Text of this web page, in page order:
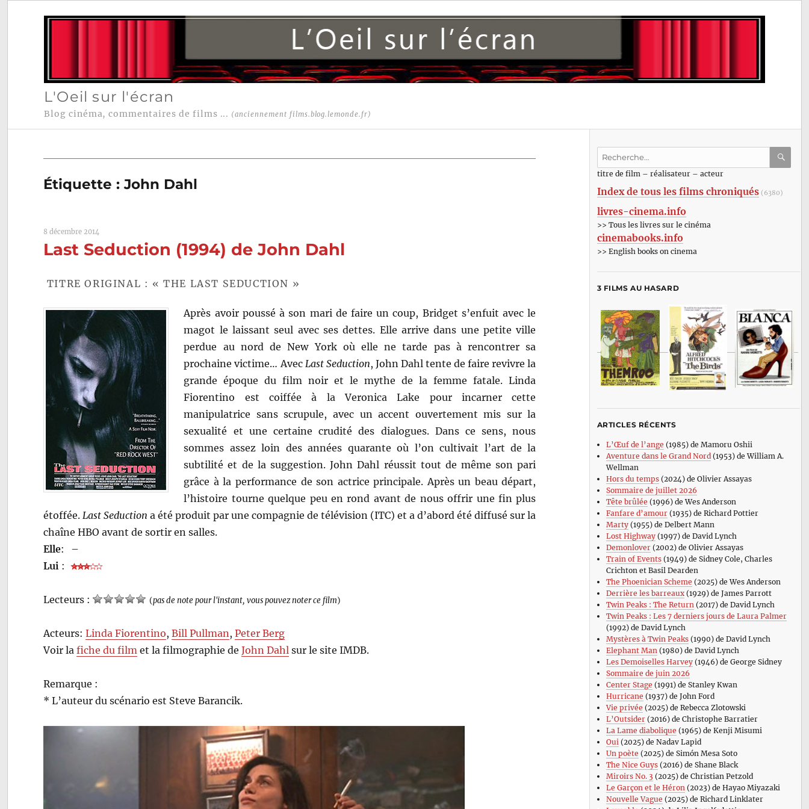
L'Oeil sur l'écran
Blog cinéma, commentaires de films ... (anciennement films.blog.lemonde.fr)
Étiquette :John Dahl
8 décembre 2014
Last Seduction (1994) de John Dahl
TITRE ORIGINAL : « THE LAST SEDUCTION »
Après avoir poussé à son mari de faire un coup, Bridget s’enfuit avec le
magot le laissant seul avec ses dettes. Elle arrive dans une petite ville
perdue au nord de New York où elle ne tarde pas à rencontrer sa
prochaine victime… Avec Last Seduction, John Dahl tente de faire revivre la
grande époque du film noir et le mythe de la femme fatale. Linda
Fiorentino est coiffée à la Veronica Lake pour incarner cette
manipulatrice sans scrupule, avec un accent ouvertement mis sur la
sexualité et une certaine crudité des dialogues. Dans ce sens, nous
sommes assez loin des années quarante où l’on cultivait l’art de la
subtilité et de la suggestion. John Dahl réussit tout de même son pari
grâce à la performance de son actrice principale. Après un beau départ,
l’histoire tourne quelque peu en rond avant de nous offrir une fin plus
étoffée. Last Seduction a été produit par une compagnie de télévision (ITC) et a d’abord été diffusé sur la
chaîne HBO avant de sortir en salles.
Elle:
–
Lui :
Lecteurs : (pas de note pour l'instant, vous pouvez noter ce film)
Acteurs:Linda Fiorentino,Bill Pullman ,Peter Berg
Voir lafiche du film et la filmographie deJohn Dahl sur le site IMDB.
Remarque :
* L’auteur du scénario est Steve Barancik.
Recherche
:titre de film – réalisateur – acteur
Index de tous les films chroniqués (6380)
livres-cinema.info
>> Tous les livres sur le cinéma
cinemabooks.info
>> English books on cinema
3 FILMS AU HASARD
ARTICLES RÉCENTS
L’Œuf de l’ange (1985) de Mamoru Oshii
Aventure dans le Grand Nord(1953) de William A.
Wellman
Hors du temps(2024) de Olivier Assayas
Sommaire de juillet 2026
Tête brûlée (1996) de Wes Anderson
Fanfare d’amour(1935) de Richard Pottier
Marty(1955) de Delbert Mann
Lost Highway(1997) de David Lynch
Demonlover(2002) de Olivier Assayas
Train of Events(1949) de Sidney Cole, Charles
Crichton et Basil Dearden
The Phoenician Scheme (2025) de Wes Anderson
Derrière les barreaux(1929) de James Parrott
Twin Peaks : The Return(2017) de David Lynch
Twin Peaks : Les 7 derniers jours de Laura Palmer
(1992) de David Lynch
Mystères à Twin Peaks(1990) de David Lynch
Elephant Man(1980) de David Lynch
Les Demoiselles Harvey(1946) de George Sidney
Sommaire de juin 2026
Center Stage (1991) de Stanley Kwan
Hurricane (1937) de John Ford
Vie privée (2025) de Rebecca Zlotowski
L’Outsider(2016) de Christophe Barratier
La Lame diabolique (1965) de Kenji Misumi
Oui(2025) de Nadav Lapid
Un poète (2025) de Simón Mesa Soto
The Nice Guys(2016) de Shane Black
Miroirs No. 3 (2025) de Christian Petzold
Le Garçon et le Héron(2023) de Hayao Miyazaki
Nouvelle Vague (2025) de Richard Linklater